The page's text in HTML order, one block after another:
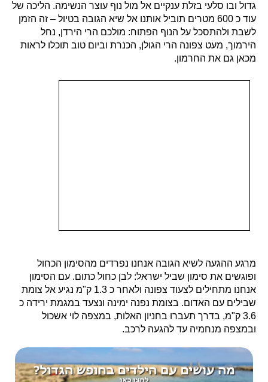
גדול ובו סלעי בזלת ענקיים אל מול נוף עוצר הנשימה. הליכה של
עוד כ 600 מטרים תוביל אותנו אל שיא הגובה בטיול – זה הזמן
לשבת ולהתסכל על הנוף הפתוח: מולכם הרי הירדן, נחל
הירמוך, מעט צפונה הרי הגולן, הכנרת וביום טוב תוכלו לראות
מכאן גם את החרמון.
מרגע ההגעה לשיא הגובה אנחנו נפרדים מהסימון הכחול
ופוגשים את סימון שביל ישראל: לבן כחול כתום. עם הסימון
אנחנו מתחילים לצעוד צפונה ולאחר כ 1.3 ק"מ נגיע אל צומת
שבילים עם האדום. בצומת נפנה ימינה ונצעד במגמת ירידה כ
3.6 ק"מ, בדרך תעברו בחניון האלות, במצפה לוי אשכול
ובמצפה מנחמיה עד להגעה לרכב.